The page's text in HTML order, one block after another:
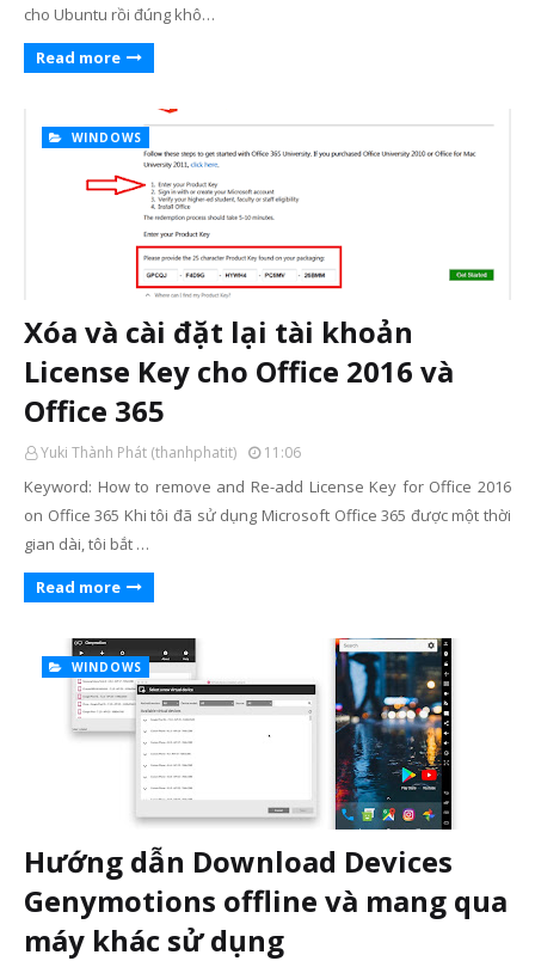
cho Ubuntu rồi đúng khô…
Read more
WINDOWS
Xóa và cài đặt lại tài khoản
License Key cho Office 2016 và
Office 365
Yuki Thành Phát (thanhphatit) 11:06
Keyword: How to remove and Re-add License Key for Office 2016
on Office 365 Khi tôi đã sử dụng Microsoft Office 365 được một thời
gian dài, tôi bắt …
Read more
WINDOWS
Hướng dẫn Download Devices
Genymotions offline và mang qua
máy khác sử dụng